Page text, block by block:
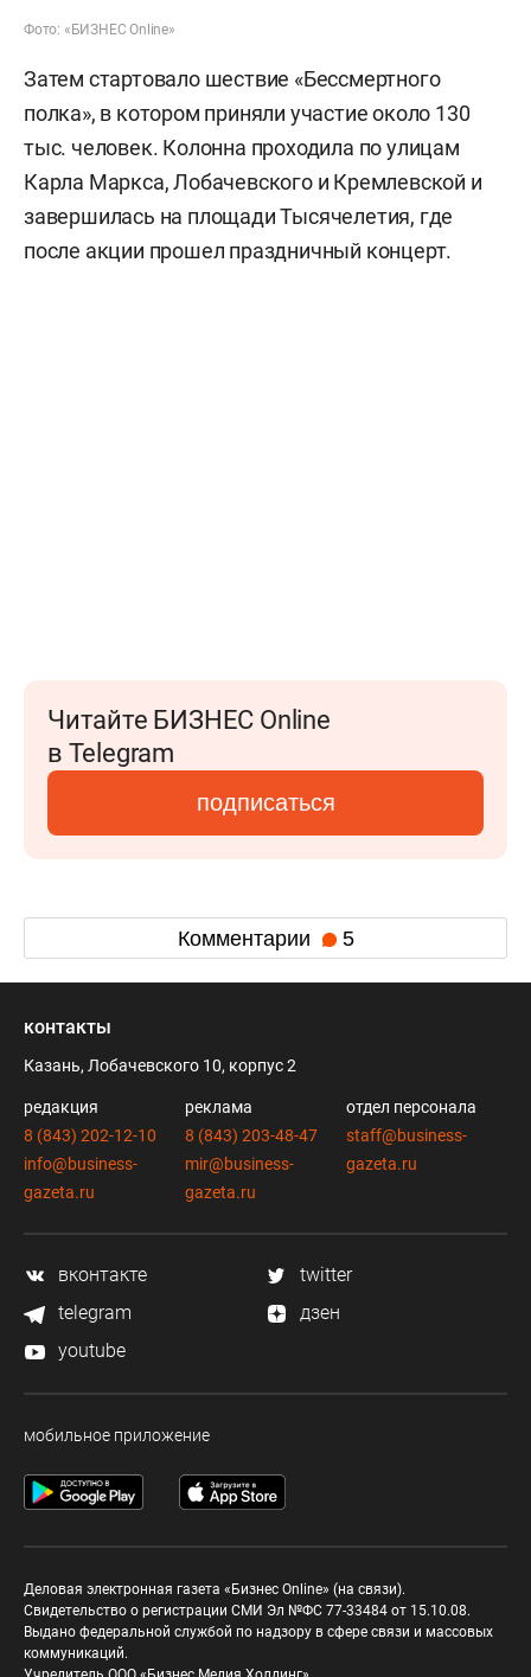
Фото: «БИЗНЕС Online»
Затем стартовало шествие «Бессмертного
полка», в котором приняли участие около 130
тыс. человек. Колонна проходила по улицам
Карла Маркса, Лобачевского и Кремлевской и
завершилась на площади Тысячелетия, где
после акции прошел праздничный концерт.
Читайте БИЗНЕС Online
в Telegram
подписаться
Комментарии 5
контакты
Казань, Лобачевского 10, корпус 2
редакция
8 (843) 202-12-10
info@business-
gazeta.ru
реклама
8 (843) 203-48-47
mir@business-
gazeta.ru
отдел персонала
staff@business-
gazeta.ru
вконтакте
twitter
telegram
дзен
youtube
мобильное приложение
Деловая электронная газета «Бизнес Online» (на связи).
Свидетельство о регистрации СМИ Эл №ФС 77-33484 от 15.10.08.
Выдано федеральной службой по надзору в сфере связи и массовых
коммуникаций.